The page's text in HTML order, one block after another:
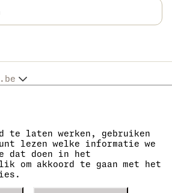
te laten werken, gebruiken
lezen welke informatie we
dat doen in het
om akkoord te gaan met het
in het handelsregister van de
EKO-KOM-systeem onder nummer
af onder registratienummer 0636.
het btw-nummer is CZ05663687.